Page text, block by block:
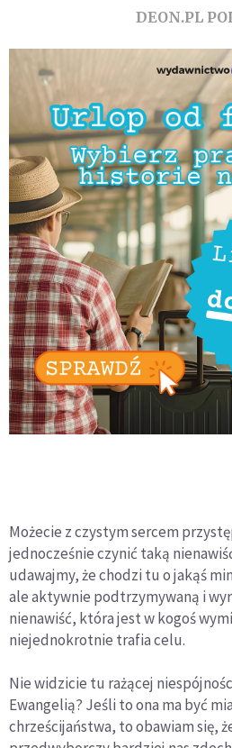
DEON.PL
Możecie z czystym sercem
jednocześnie czynić taką
udawajmy, że chodzi tu o jakąś
ale aktywnie podtrzymywaną i
nienawiść, która jest w kogoś
niejednokrotnie trafia celu.
Nie widzicie tu rażącej
Ewangelią? Jeśli to ona ma być
chrześcijaństwa, to obawiam się,